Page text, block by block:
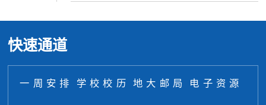
快速通道
一周安排 学校校历 地大邮局 电子资源